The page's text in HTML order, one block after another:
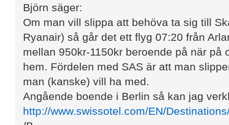
Björn säger:
Om man vill slippa att behöva ta sig till
Ryanair) så går det ett flyg 07:20 från
mellan 950kr-1150kr beroende på när på
hem. Fördelen med SAS är att man
man (kanske) vill ha med.
Angående boende i Berlin så kan jag
http://www.swissotel.com/EN/